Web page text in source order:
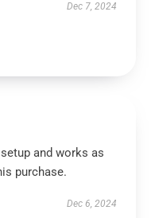
Dec 7, 2024
and works as
purchase.
Dec 6, 2024